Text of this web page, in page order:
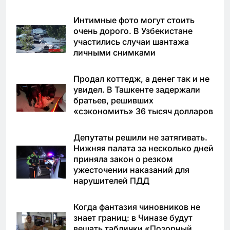
Интимные фото могут стоить
очень дорого. В Узбекистане
участились случаи шантажа
личными снимками
Продал коттедж, а денег так и не
увидел. В Ташкенте задержали
братьев, решивших
«сэкономить» 36 тысяч долларов
Депутаты решили не затягивать.
Нижняя палата за несколько дней
приняла закон о резком
ужесточении наказаний для
нарушителей ПДД
Когда фантазия чиновников не
знает границ: в Чиназе будут